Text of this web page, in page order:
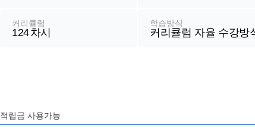
커리큘럼
124차시
학습방식
커리큘럼 자율 수강방
적립금 사용가능